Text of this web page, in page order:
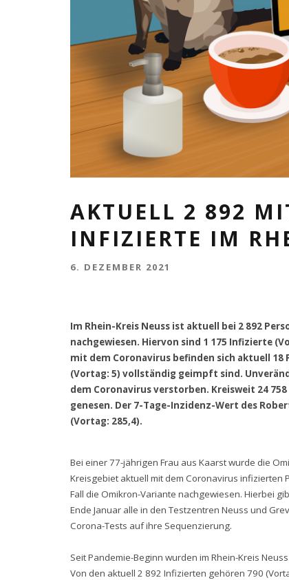
AKTUELL 2 892
INFIZIERTE IM
6. DEZEMBER 2021
Im Rhein-Kreis Neuss ist aktuell bei 2 892
nachgewiesen. Hiervon sind 1 175 Infizierte
mit dem Coronavirus befinden sich aktuell 18
(Vortag: 5) vollständig geimpft sind.
dem Coronavirus verstorben. Kreisweit 24
genesen. Der 7-Tage-Inzidenz-Wert des
(Vortag: 285,4).
Bei einer 77-jährigen Frau aus Kaarst wurde die
Kreisgebiet aktuell mit dem Coronavirus infizierten
Fall die Omikron-Variante nachgewiesen. Hierbei
Ende Januar alle in den Testzentren Neuss und
Corona-Tests auf ihre Sequenzierung.
Seit Pandemie-Beginn wurden im Rhein-Kreis
Von den aktuell 2 892 Infizierten gehören 790